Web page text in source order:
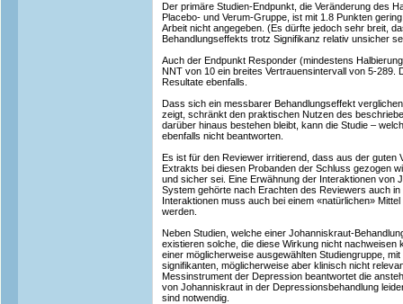
Der primäre Studien-Endpunkt, die Veränderung des
Placebo- und Verum-Gruppe, ist mit 1.8 Punkten
Arbeit nicht angegeben. (Es dürfte jedoch sehr breit,
Behandlungseffekts trotz Signifikanz relativ unsicher
Auch der Endpunkt Responder (mindestens
NNT von 10 ein breites Vertrauensintervall von 5-289.
Resultate ebenfalls.
Dass sich ein messbarer Behandlungseffekt
zeigt, schränkt den praktischen Nutzen des
darüber hinaus bestehen bleibt, kann die Studie –
ebenfalls nicht beantworten.
Es ist für den Reviewer irritierend, dass aus der guten
Extrakts bei diesen Probanden der Schluss gezogen
und sicher sei. Eine Erwähnung der Interaktionen von
System gehörte nach Erachten des Reviewers auch
Interaktionen muss auch bei einem «natürlichen»
werden.
Neben Studien, welche einer Johanniskraut-
existieren solche, die diese Wirkung nicht nachweisen
einer möglicherweise ausgewählten Studiengruppe,
signifikanten, möglicherweise aber klinisch nicht
Messinstrument der Depression beantwortet die
von Johanniskraut in der Depressionsbehandlung
sind notwendig.